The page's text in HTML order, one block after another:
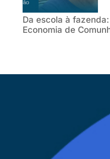
Da escola à
Economia de